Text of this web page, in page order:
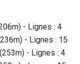
- Lignes : 4
- Lignes : 15
- Lignes : 4